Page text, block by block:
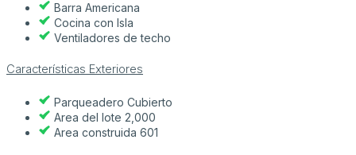
Barra Americana
Cocina con Isla
Ventiladores de techo
Características Exteriores
Parqueadero Cubierto
Area del lote 2,000
Area construida 601